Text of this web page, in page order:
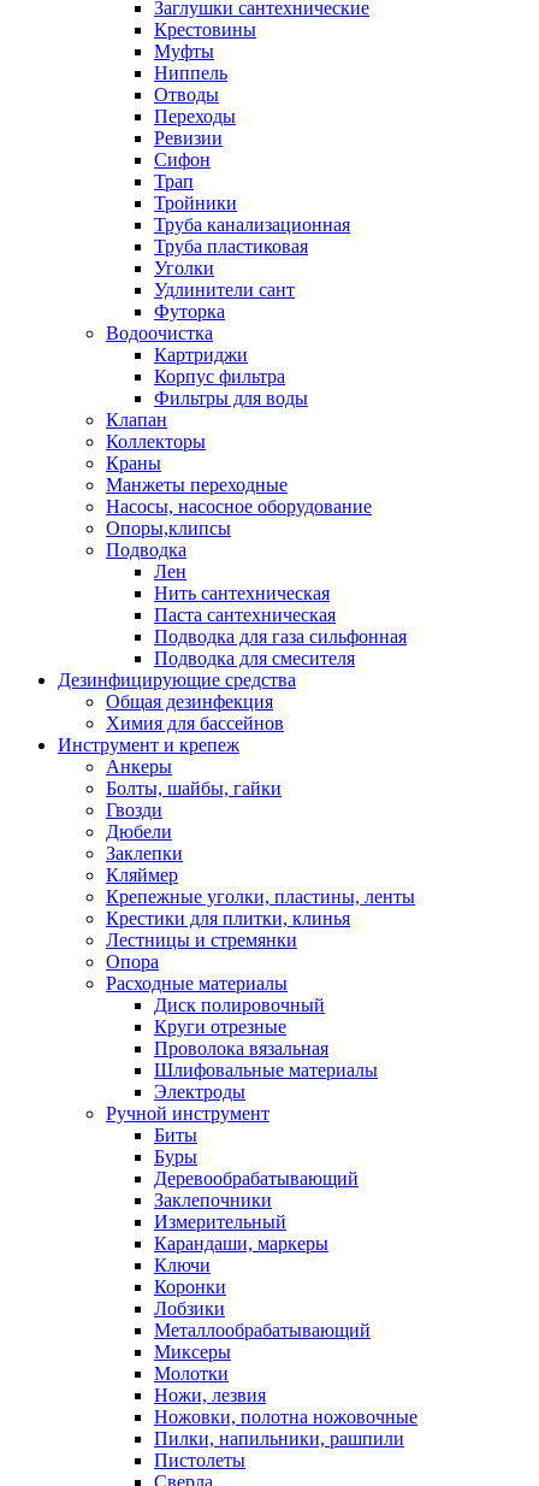
Заглушки сантехнические
Крестовины
Муфты
Ниппель
Отводы
Переходы
Ревизии
Сифон
Трап
Тройники
Труба канализационная
Труба пластиковая
Уголки
Удлинители сант
Футорка
Водоочистка
Картриджи
Корпус фильтра
Фильтры для воды
Клапан
Коллекторы
Краны
Манжеты переходные
Насосы, насосное оборудование
Опоры,клипсы
Подводка
Лен
Нить сантехническая
Паста сантехническая
Подводка для газа сильфонная
Подводка для смесителя
Дезинфицирующие средства
Общая дезинфекция
Химия для бассейнов
Инструмент и крепеж
Анкеры
Болты, шайбы, гайки
Гвозди
Дюбели
Заклепки
Кляймер
Крепежные уголки, пластины, ленты
Крестики для плитки, клинья
Лестницы и стремянки
Опора
Расходные материалы
Диск полировочный
Круги отрезные
Проволока вязальная
Шлифовальные материалы
Электроды
Ручной инструмент
Биты
Буры
Деревообрабатывающий
Заклепочники
Измерительный
Карандаши, маркеры
Ключи
Коронки
Лобзики
Металлообрабатывающий
Миксеры
Молотки
Ножи, лезвия
Ножовки, полотна ножовочные
Пилки, напильники, рашпили
Пистолеты
Сверла